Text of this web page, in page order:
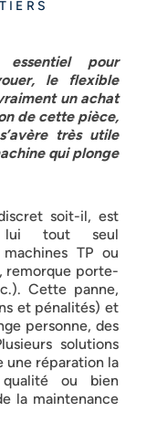
essentiel pour
le flexible
un achat
de cette pièce,
très utile
qui plonge
soit-il, est
lui tout seul
TP ou
remorque porte-
Cette panne,
et pénalités) et
personne, des
solutions
une réparation la
ou bien
la maintenance